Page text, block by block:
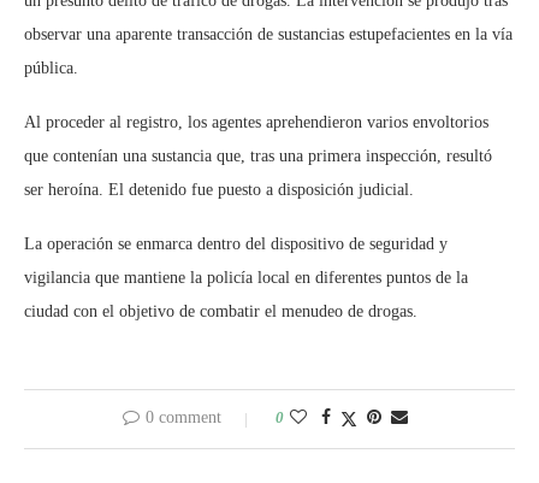
observar una aparente transacción de sustancias estupefacientes en la vía
pública.
Al proceder al registro, los agentes aprehendieron varios envoltorios
que contenían una sustancia que, tras una primera inspección, resultó
ser heroína. El detenido fue puesto a disposición judicial.
La operación se enmarca dentro del dispositivo de seguridad y
vigilancia que mantiene la policía local en diferentes puntos de la
ciudad con el objetivo de combatir el menudeo de drogas.
0 comment 0